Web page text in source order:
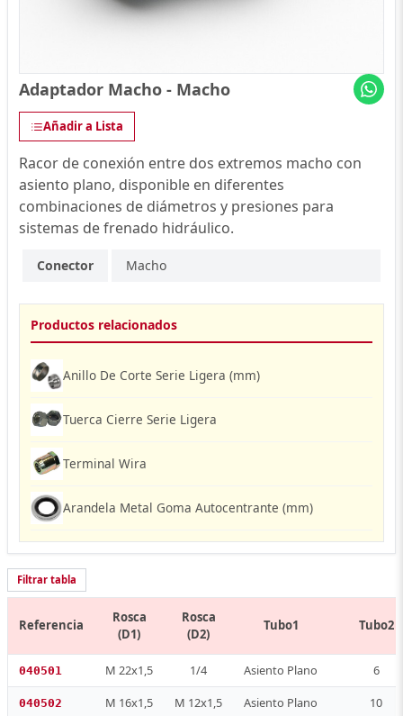
Adaptador Macho - Macho
Añadir a Lista
Racor de conexión entre dos extremos macho con
asiento plano, disponible en diferentes
combinaciones de diámetros y presiones para
sistemas de frenado hidráulico.
Conector Macho
Productos relacionados
Anillo De Corte Serie Ligera (mm)
Tuerca Cierre Serie Ligera
Terminal Wira
Arandela Metal Goma Autocentrante (mm)
Filtrar tabla
Referencia
Rosca
(D1)
Rosca
(D2)
Tubo1 Tubo2
040501 M 22x1,5 1/4 Asiento Plano 6
040502 M 16x1,5 M 12x1,5 Asiento Plano 10